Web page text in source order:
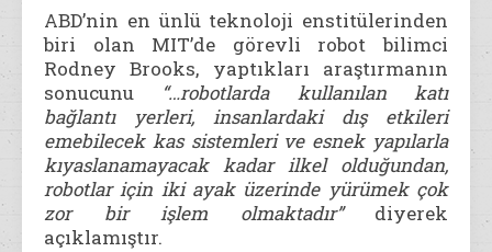
ABD’nin en ünlü teknoloji enstitülerinden
biri olan MIT’de görevli robot bilimci
Rodney Brooks, yaptıkları araştırmanın
sonucunu
“…robotlarda kullanılan katı
bağlantı yerleri, insanlardaki dış etkileri
emebilecek kas sistemleri ve esnek yapılarla
kıyaslanamayacak kadar ilkel olduğundan,
robotlar için iki ayak üzerinde yürümek çok
zor bir işlem olmaktadır” diyerek
açıklamıştır.